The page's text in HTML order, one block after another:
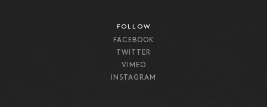
FOLLOW
FACEBOOK
TWITTER
VIMEO
INSTAGRAM